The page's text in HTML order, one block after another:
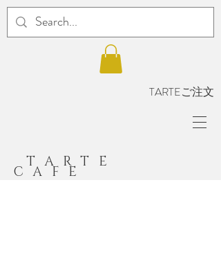
TARTEご注文
TARTE
CAFE